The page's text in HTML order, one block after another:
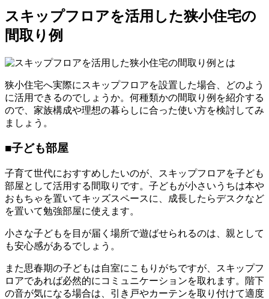
スキップフロアを活用した狭小住宅の
間取り例
狭小住宅へ実際にスキップフロアを設置した場合、どのよう
に活用できるのでしょうか。何種類かの間取り例を紹介する
ので、家族構成や理想の暮らしに合った使い方を検討してみ
ましょう。
■子ども部屋
子育て世代におすすめしたいのが、スキップフロアを子ども
部屋として活用する間取りです。子どもが小さいうちは本や
おもちゃを置いてキッズスペースに、成長したらデスクなど
を置いて勉強部屋に使えます。
小さな子どもを目が届く場所で遊ばせられるのは、親として
も安心感があるでしょう。
また思春期の子どもは自室にこもりがちですが、スキップフ
ロアであれば必然的にコミュニケーションを取れます。階下
の音が気になる場合は、引き戸やカーテンを取り付けて適度